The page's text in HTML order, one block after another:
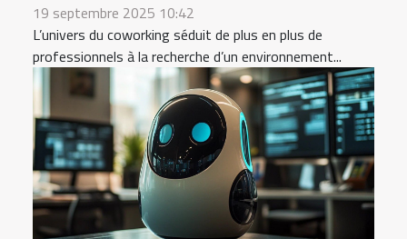
19 septembre 2025 10:42
L’univers du coworking séduit de plus en plus de
professionnels à la recherche d’un environnement...